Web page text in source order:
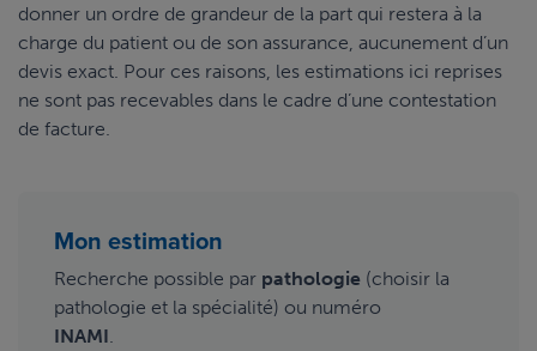
donner un ordre de grandeur de la part qui restera à la
charge du patient ou de son assurance, aucunement d’un
devis exact. Pour ces raisons, les estimations ici reprises
ne sont pas recevables dans le cadre d’une contestation
de facture.
Mon estimation
Recherche possible par pathologie (choisir la
pathologie et la spécialité) ou numéro
INAMI